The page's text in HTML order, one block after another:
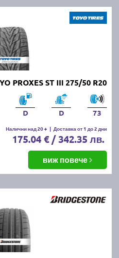
PROXES ST III 275/50 R20
D D 73
Налични над 20 + | Доставка от 1 до 2 дни
175.04 € / 342.35 лв.
виж повече